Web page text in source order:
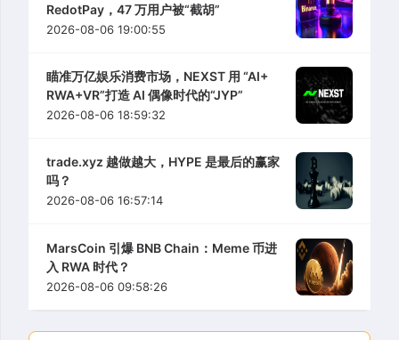
RedotPay，47 万用户被“截胡”
2026-08-06 19:00:55
瞄准万亿娱乐消费市场，NEXST 用 “AI+
RWA+VR”打造 AI 偶像时代的“JYP”
2026-08-06 18:59:32
trade.xyz 越做越大，HYPE 是最后的赢家
吗？
2026-08-06 16:57:14
MarsCoin 引爆 BNB Chain：Meme 币进
入 RWA 时代？
2026-08-06 09:58:26